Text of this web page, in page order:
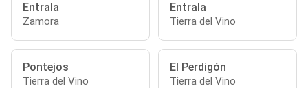
Entrala
Zamora
Entrala
Tierra del Vino
Pontejos
Tierra del Vino
El Perdigón
Tierra del Vino